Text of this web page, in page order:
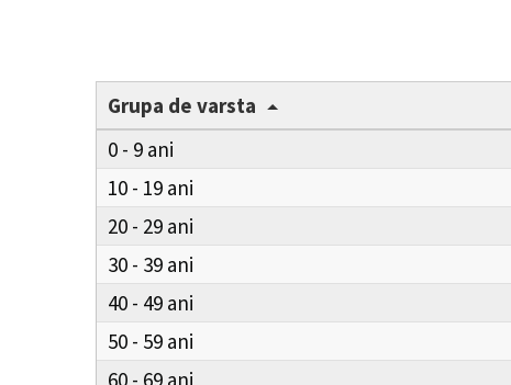
Grupa de varsta
0 - 9
10 - 19
20 - 29
30 - 39
40 - 49
50 - 59